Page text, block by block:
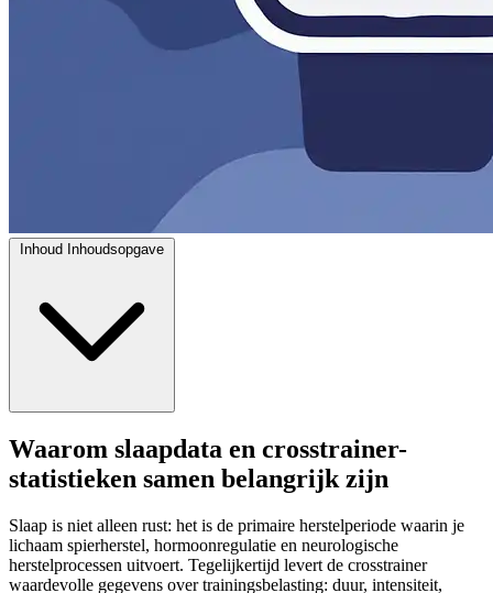
Inhoud Inhoudsopgave
Waarom slaapdata en crosstrainer-
statistieken samen belangrijk zijn
Slaap is niet alleen rust: het is de primaire herstelperiode waarin je
lichaam spierherstel, hormoonregulatie en neurologische
herstelprocessen uitvoert. Tegelijkertijd levert de crosstrainer
waardevolle gegevens over trainingsbelasting: duur, intensiteit,